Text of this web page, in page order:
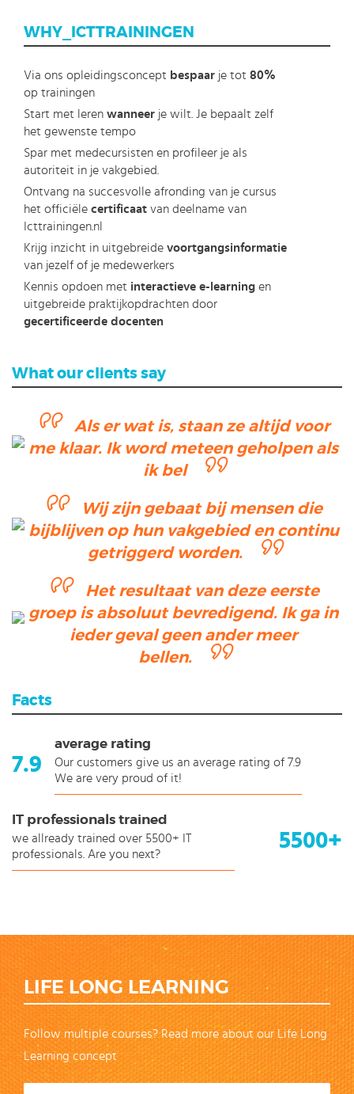
WHY_ICTTRAININGEN
Via ons opleidingsconcept bespaar je tot 80%
op trainingen
Start met leren wanneer je wilt. Je bepaalt zelf
het gewenste tempo
Spar met medecursisten en profileer je als
autoriteit in je vakgebied.
Ontvang na succesvolle afronding van je cursus
het officiële certificaat van deelname van
Icttrainingen.nl
Krijg inzicht in uitgebreide voortgangsinformatie
van jezelf of je medewerkers
Kennis opdoen met interactieve e-learning en
uitgebreide praktijkopdrachten door
gecertificeerde docenten
What our clients say
Als er wat is, staan ze altijd voor
me klaar. Ik word meteen geholpen als
ik bel
Wij zijn gebaat bij mensen die
bijblijven op hun vakgebied en continu
getriggerd worden.
Het resultaat van deze eerste
groep is absoluut bevredigend. Ik ga in
ieder geval geen ander meer
bellen.
Facts
7.9
average rating
Our customers give us an average rating of 7.9
We are very proud of it!
5500+
IT professionals trained
we allready trained over 5500+ IT
professionals. Are you next?
LIFE LONG LEARNING
Follow multiple courses? Read more about our Life Long
Learning concept